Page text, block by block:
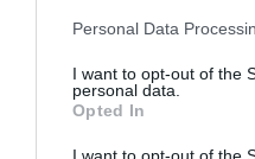
Please note that this
not limited to your visit or
grant or deny consent to
use your data for below
consent section.
Personal Data
I want to opt-out of the
personal data.
Opted In
I want to opt-out of the
A gondolat egyszerre
az etikai kérdéseket,